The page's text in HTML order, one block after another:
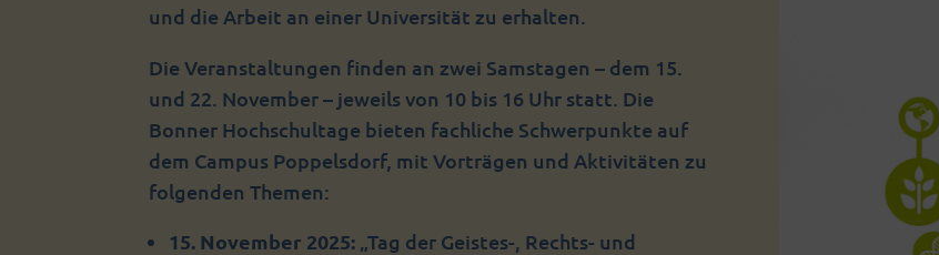
und die Arbeit an einer Universität zu erhalten.
Die Veranstaltungen finden an zwei Samstagen – dem 15.
und 22. November – jeweils von 10 bis 16 Uhr statt. Die
Bonner Hochschultage bieten fachliche Schwerpunkte auf
dem Campus Poppelsdorf, mit Vorträgen und Aktivitäten zu
folgenden Themen:
15. November 2025: „Tag der Geistes-, Rechts- und